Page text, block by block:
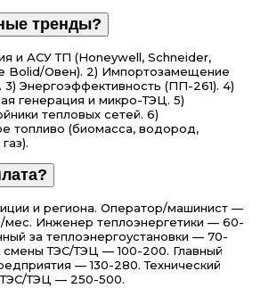
тренды?
и АСУ ТП (Honeywell, Schneider,
Bolid/Овен). 2) Импортозамещение
Энергоэффективность (ПП-261). 4)
генерация и микро-ТЭЦ. 5)
тепловых сетей. 6)
топливо (биомасса, водород,
и региона. Оператор/машинист —
мес. Инженер теплоэнергетики — 60-
за теплоэнергоустановки — 70-
смены ТЭС/ТЭЦ — 100-200. Главный
— 130-280. Технический
ТЭЦ — 250-500.